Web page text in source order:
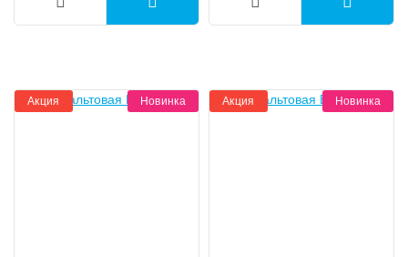
Акция Новинка Акция Новинка